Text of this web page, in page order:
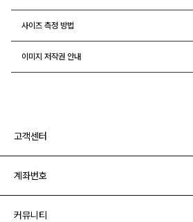
사이즈 측정 방법
이미지 저작권 안내
고객센터
계좌번호
커뮤니티